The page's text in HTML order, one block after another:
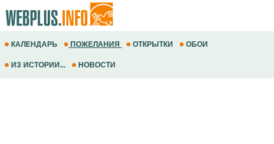
КАЛЕНДАРЬ ПОЖЕЛАНИЯ ОТКРЫТКИ ОБОИ
ИЗ ИСТОРИИ... НОВОСТИ